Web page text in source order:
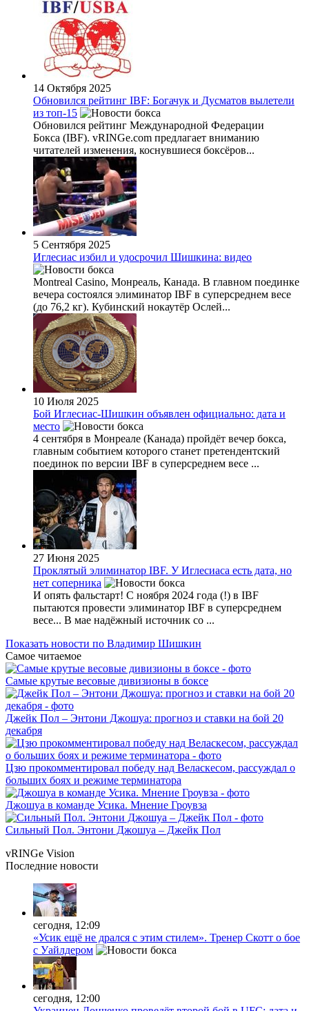
14 Октября 2025
Обновился рейтинг IBF: Богачук и Дусматов вылетели
из топ-15
Обновился рейтинг Международной Федерации
Бокса (IBF). vRINGe.com предлагает вниманию
читателей изменения, коснувшиеся боксёров...
5 Сентября 2025
Иглесиас избил и удосрочил Шишкина: видео
Montreal Casino, Монреаль, Канада. В главном поединке
вечера состоялся элиминатор IBF в суперсреднем весе
(до 76,2 кг). Кубинский нокаутёр Ослей...
10 Июля 2025
Бой Иглесиас-Шишкин объявлен официально: дата и
место
4 сентября в Монреале (Канада) пройдёт вечер бокса,
главным событием которого станет претендентский
поединок по версии IBF в суперсреднем весе ...
27 Июня 2025
Проклятый элиминатор IBF. У Иглесиаса есть дата, но
нет соперника
И опять фальстарт! С ноября 2024 года (!) в IBF
пытаются провести элиминатор IBF в суперсреднем
весе... В мае надёжный источник со ...
Показать новости по Владимир Шишкин
Самое читаемое
Самые крутые весовые дивизионы в боксе
Джейк Пол – Энтони Джошуа: прогноз и ставки на бой 20
декабря
Цзю прокомментировал победу над Веласкесом, рассуждал о
больших боях и режиме терминатора
Джошуа в команде Усика. Мнение Гроувза
Сильный Пол. Энтони Джошуа – Джейк Пол
vRINGe Vision
Последние новости
сегодня, 12:09
«Усик ещё не дрался с этим стилем». Тренер Скотт о бое
с Уайлдером
сегодня, 12:00